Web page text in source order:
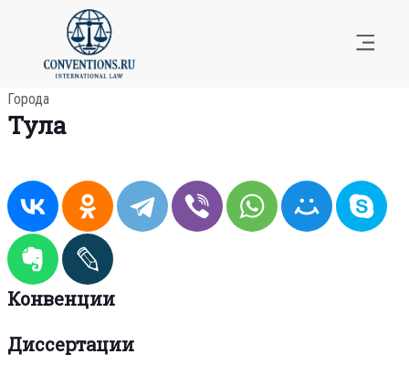
Города
Тула
Конвенции
Диссертации